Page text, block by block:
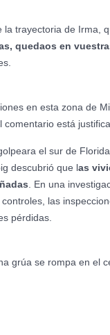
la trayectoria de Irma,
quedaos en
en esta zona de
comentario está
el sur de
descubrió que las
. En una
las
pérdidas.
grúa se rompa en el